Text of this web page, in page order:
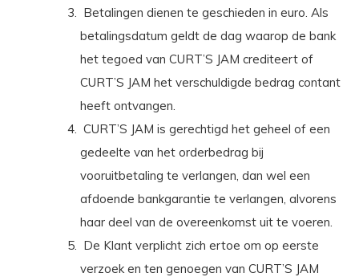
Betalingen dienen te geschieden in euro. Als
betalingsdatum geldt de dag waarop de bank
het tegoed van CURT’S JAM crediteert of
CURT’S JAM het verschuldigde bedrag contant
heeft ontvangen.
CURT’S JAM is gerechtigd het geheel of een
gedeelte van het orderbedrag bij
vooruitbetaling te verlangen, dan wel een
afdoende bankgarantie te verlangen, alvorens
haar deel van de overeenkomst uit te voeren.
De Klant verplicht zich ertoe om op eerste
verzoek en ten genoegen van CURT’S JAM